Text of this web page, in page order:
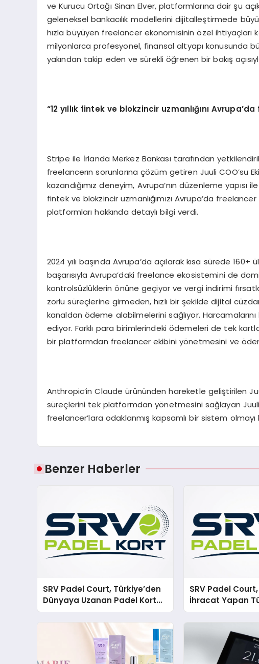
ve Kurucu Ortağı Sinan Elver, platformlarına dair şu
geleneksel bankacılık modellerini dijitalleştirmede
hızla büyüyen freelancer ekonomisinin özel ihtiyaçları
milyonlarca profesyonel, finansal altyapı konusunda
yakından takip eden ve sürekli öğrenen bir bakış
“12 yıllık fintek ve blokzincir uzmanlığını
Stripe ile İrlanda Merkez Bankası tarafından
freelancerın sorunlarına çözüm getiren Juuli COO’su
kazandığımız deneyim, Avrupa’nın düzenleme yapısı
fintek ve blokzincir uzmanlığımızı Avrupa’da
platformları hakkında detaylı bilgi verdi.
2024 yılı başında Avrupa’da açılarak kısa sürede
başarısıyla Avrupa’daki freelance ekosistemini de
kontrolsüzlüklerin önüne geçiyor ve vergi indirimi
zorlu süreçlerine girmeden, hızlı bir şekilde dijital
kanaldan ödeme alabilmelerini sağlıyor.
ediyor. Farklı para birimlerindeki ödemeleri de tek
bir platformdan freelancer ekibini yönetmesini ve
Anthropic’in Claude ürününden hareketle geliştirilen
süreçlerini tek platformdan yönetmesini sağlayan
freelancer’lara odaklanmış kapsamlı bir sistem
Benzer Haberler
SRV Padel Court, Türkiye’den
Dünyaya Uzanan Padel Kort
Üretiminde Güvenin Adresi
SRV Padel
İhracat Yapan
Padel Kortu